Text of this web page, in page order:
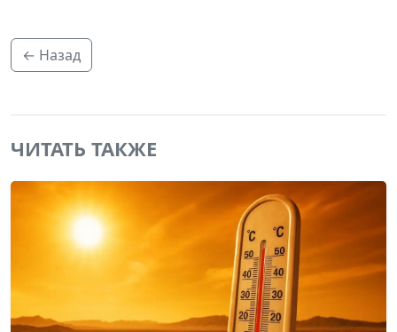
← Назад
ЧИТАТЬ ТАКЖЕ